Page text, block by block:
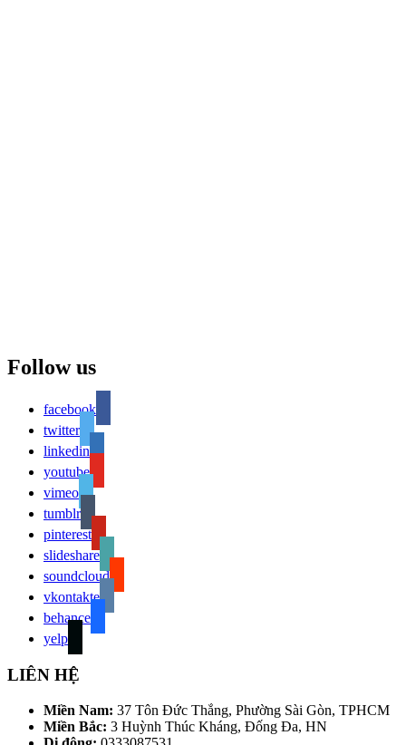
Follow us
facebook
twitter
linkedin
youtube
vimeo
tumblr
pinterest
slideshare
soundcloud
vkontakte
behance
yelp
LIÊN HỆ
Miền Nam: 37 Tôn Đức Thắng, Phường Sài Gòn, TPHCM
Miền Bắc: 3 Huỳnh Thúc Kháng, Đống Đa, HN